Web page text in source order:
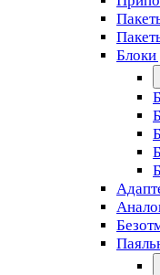
Блоки